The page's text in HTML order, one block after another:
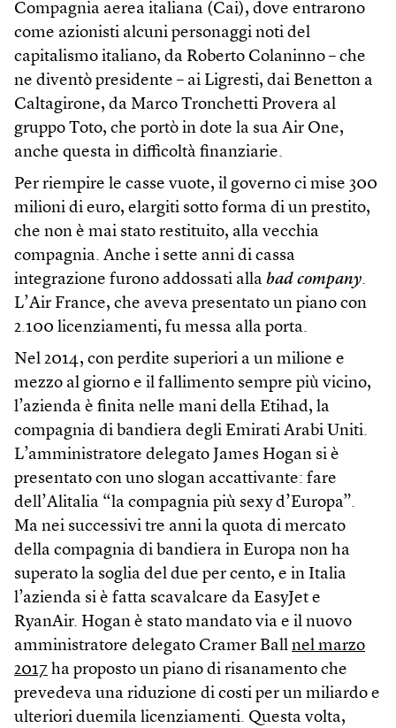
Compagnia aerea italiana (Cai), dove entrarono
come azionisti alcuni personaggi noti del
capitalismo italiano, da Roberto Colaninno – che
ne diventò presidente – ai Ligresti, dai Benetton a
Caltagirone, da Marco Tronchetti Provera al
gruppo Toto, che portò in dote la sua Air One,
anche questa in difficoltà finanziarie.
Per riempire le casse vuote, il governo ci mise 300
milioni di euro, elargiti sotto forma di un prestito,
che non è mai stato restituito, alla vecchia
compagnia. Anche i sette anni di cassa
integrazione furono addossati alla bad company.
L’Air France, che aveva presentato un piano con
2.100 licenziamenti, fu messa alla porta.
Nel 2014, con perdite superiori a un milione e
mezzo al giorno e il fallimento sempre più vicino,
l’azienda è finita nelle mani della Etihad, la
compagnia di bandiera degli Emirati Arabi Uniti.
L’amministratore delegato James Hogan si è
presentato con uno slogan accattivante: fare
dell’Alitalia “la compagnia più sexy d’Europa”.
Ma nei successivi tre anni la quota di mercato
della compagnia di bandiera in Europa non ha
superato la soglia del due per cento, e in Italia
l’azienda si è fatta scavalcare da EasyJet e
RyanAir. Hogan è stato mandato via e il nuovo
amministratore delegato Cramer Ball nel marzo
2017 ha proposto un piano di risanamento che
prevedeva una riduzione di costi per un miliardo e
ulteriori duemila licenziamenti. Questa volta,